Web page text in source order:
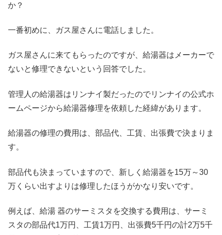
か？
一番初めに、ガス屋さんに電話しました。
ガス屋さんに来てもらったのですが、給湯器はメーカーで
ないと修理できないという回答でした。
管理人の給湯器はリンナイ製だったのでリンナイの公式ホ
ームページから給湯器修理を依頼した経緯があります。
給湯器の修理の費用は、部品代、工賃、出張費で決まりま
す。
部品代も決まっていますので、新しく給湯器を15万～30
万くらい出すよりは修理したほうがかなり安いです。
例えば、給湯 器のサーミスタを交換する費用は、サーミ
スタの部品代1万円、工賃1万円、出張費5千円の計2万5千